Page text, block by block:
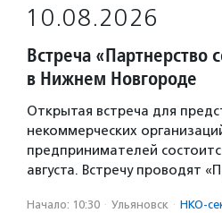
10.08.2026
Встреча «Партнерство
в Нижнем Новгороде
Открытая встреча для
некоммерческих
предпринимателей
августа. Встречу проводят
Начало: 10:30 · Ульяновск · НКО-